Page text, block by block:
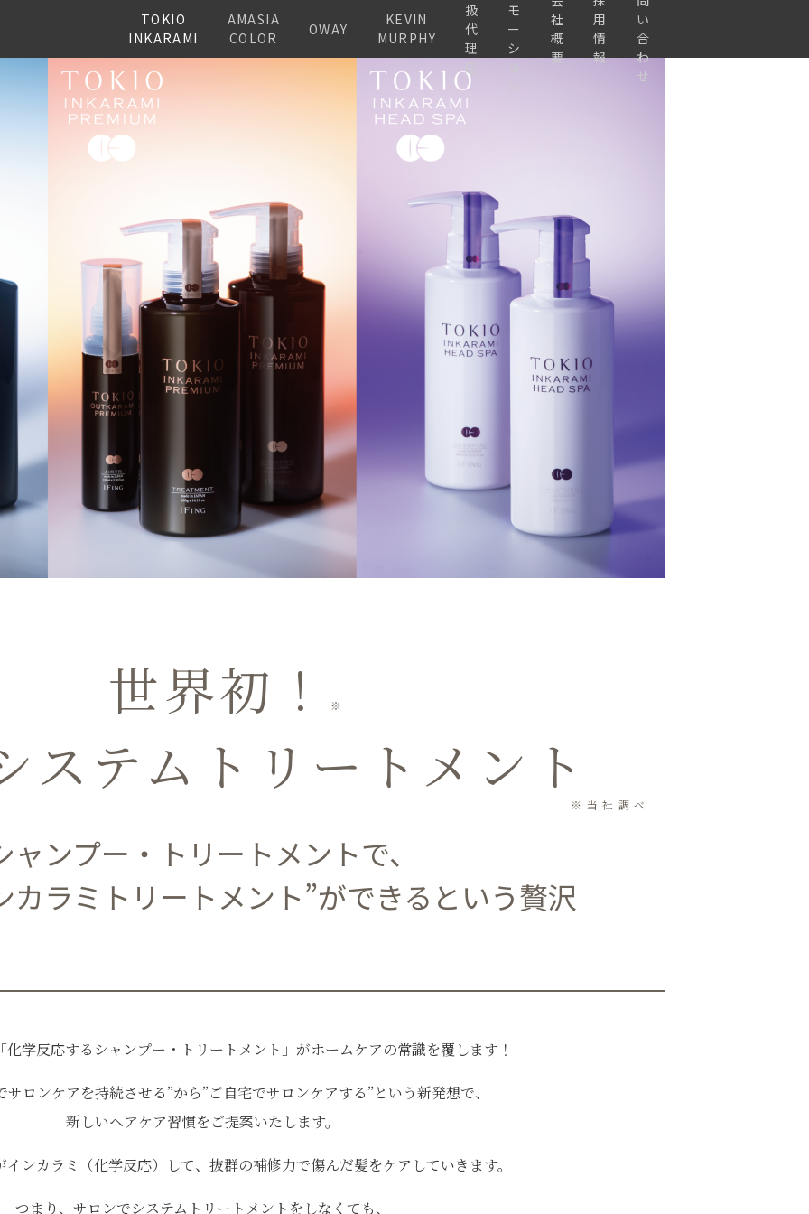
TOKIO
INKARAMI
AMASIA
COLOR
OWAY
KEVIN
MURPHY
扱
代
理
モ
ー
シ
社
概
要
用
情
報
い
合
わ
せ
世界初！ ※
ステムトリートメント
※当社調べ
ャンプー・トリートメントで、
カラミトリートメント”ができるという贅沢
学反応するシャンプー・トリートメント」がホームケアの常識を覆します！
サロンケアを持続させる”から”ご自宅でサロンケアする”という新発想で、
新しいヘアケア習慣をご提案いたします。
ンカラミ（化学反応）して、抜群の補修力で傷んだ髪をケアしていきます。
つまり、サロンでシステムトリートメントをしなくても、